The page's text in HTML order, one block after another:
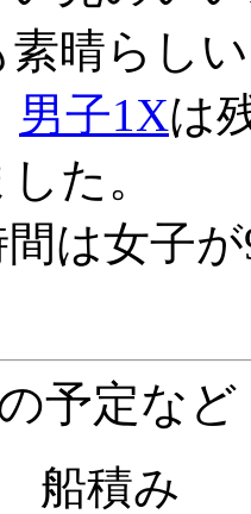
素晴らし
男子1Xは
た。
は女子
予定など
船積み